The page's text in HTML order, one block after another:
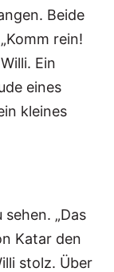
Beide
rein!
Ein
eines
kleines
„Das
Katar den
stolz. Über